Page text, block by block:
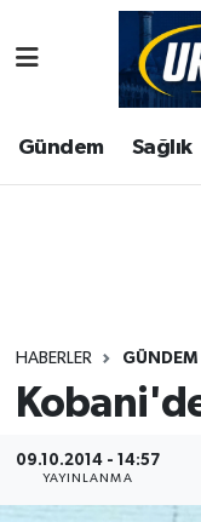
Gündem Sağlık
HABERLER GÜNDEM
09.10.2014 - 14:57
YAYINLANMA
ASAYİS
ÇEVRE
Gündem
Kültür
Şanlıurfa
Şanlıurfa
Tüm
Son Dakika